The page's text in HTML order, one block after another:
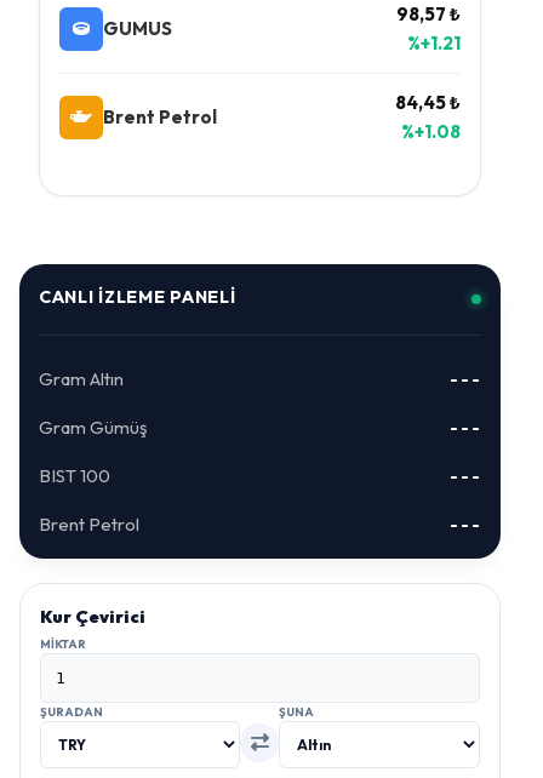
GUMUS
98,57 ₺
%+1.21
Brent Petrol
84,45 ₺
%+1.08
CANLI İZLEME PANELI
Gram Altın ---
Gram Gümüş ---
BIST 100 ---
Brent Petrol ---
Kur Çevirici
MIKTAR
ŞURADAN ŞUNA